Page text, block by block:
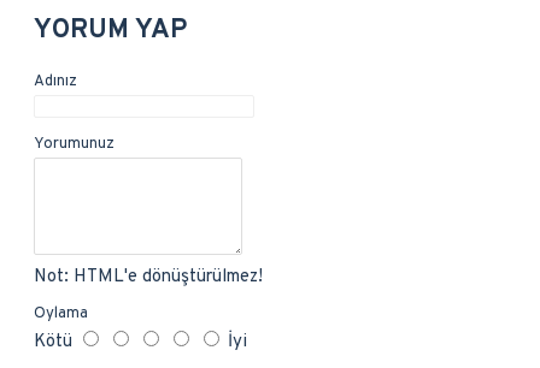
YORUM YAP
Adınız
Yorumunuz
Not: HTML'e dönüştürülmez!
Oylama
Kötü İyi